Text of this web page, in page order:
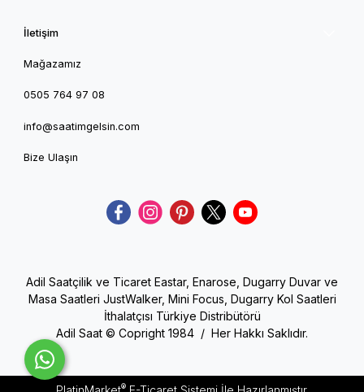
İletişim
Mağazamız
0505 764 97 08
info@saatimgelsin.com
Bize Ulaşın
Adil Saatçilik ve Ticaret Eastar, Enarose, Dugarry Duvar ve
Masa Saatleri JustWalker, Mini Focus, Dugarry Kol Saatleri
İthalatçısı Türkiye Distribütörü
Adil Saat © Copright 1984 / Her Hakkı Saklıdır.
®